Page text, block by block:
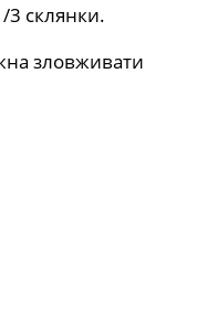
склянки.
зловживати